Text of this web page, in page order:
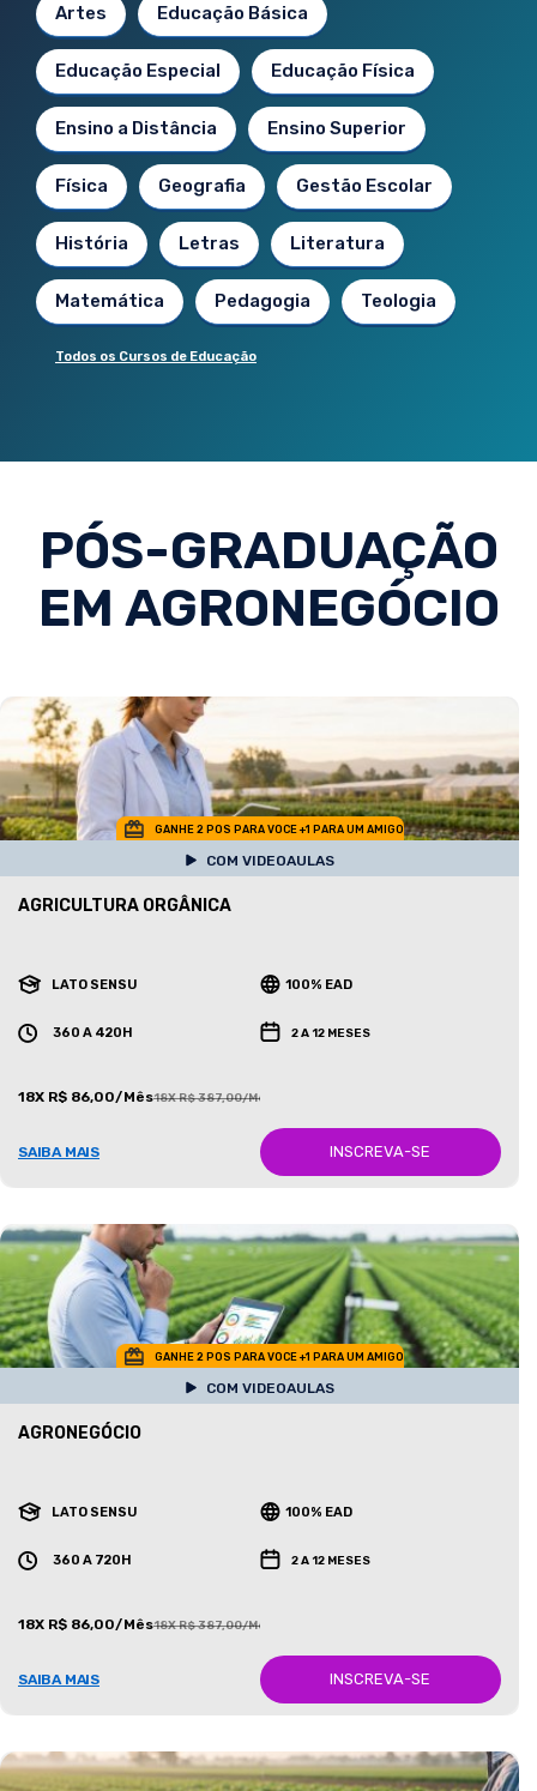
Artes Educação Básica
Educação Especial Educação Física
Ensino a Distância Ensino Superior
Física Geografia Gestão Escolar
História Letras Literatura
Matemática Pedagogia Teologia
Todos os Cursos de Educação
PÓS-GRADUAÇÃO
EM AGRONEGÓCIO
GANHE 2 POS PARA VOCE +1 PARA UM AMIGO
COM VIDEOAULAS
AGRICULTURA ORGÂNICA
LATO SENSU 100% EAD
360 A 420H 2 A 12 MESES
18X R$ 86,00/Mês18X R$ 387,00/Mês
SAIBA MAIS INSCREVA-SE
GANHE 2 POS PARA VOCE +1 PARA UM AMIGO
COM VIDEOAULAS
AGRONEGÓCIO
LATO SENSU 100% EAD
360 A 720H 2 A 12 MESES
18X R$ 86,00/Mês18X R$ 387,00/Mês
SAIBA MAIS INSCREVA-SE